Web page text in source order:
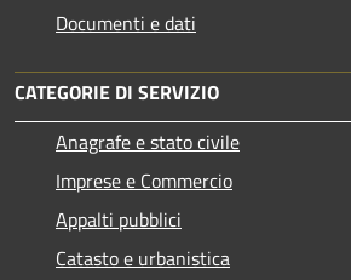
Documenti e dati
CATEGORIE DI SERVIZIO
Anagrafe e stato civile
Imprese e Commercio
Appalti pubblici
Catasto e urbanistica